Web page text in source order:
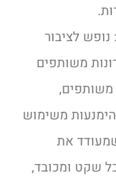
לציבור
משותפים
משותפים,
משימוש
את
שקט ומכובד,